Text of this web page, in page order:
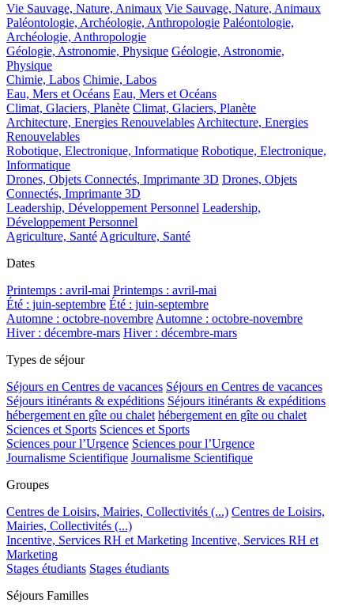
Vie Sauvage, Nature, Animaux Vie Sauvage, Nature, Animaux
Paléontologie, Archéologie, Anthropologie Paléontologie,
Archéologie, Anthropologie
Géologie, Astronomie, Physique Géologie, Astronomie,
Physique
Chimie, Labos Chimie, Labos
Eau, Mers et Océans Eau, Mers et Océans
Climat, Glaciers, Planète Climat, Glaciers, Planète
Architecture, Energies Renouvelables Architecture, Energies
Renouvelables
Robotique, Electronique, Informatique Robotique, Electronique,
Informatique
Drones, Objets Connectés, Imprimante 3D Drones, Objets
Connectés, Imprimante 3D
Leadership, Développement Personnel Leadership,
Développement Personnel
Agriculture, Santé Agriculture, Santé
Dates
Printemps : avril-mai Printemps : avril-mai
Été : juin-septembre Été : juin-septembre
Automne : octobre-novembre Automne : octobre-novembre
Hiver : décembre-mars Hiver : décembre-mars
Types de séjour
Séjours en Centres de vacances Séjours en Centres de vacances
Séjours itinérants & expéditions Séjours itinérants & expéditions
hébergement en gîte ou chalet hébergement en gîte ou chalet
Sciences et Sports Sciences et Sports
Sciences pour l’Urgence Sciences pour l’Urgence
Journalisme Scientifique Journalisme Scientifique
Groupes
Centres de Loisirs, Mairies, Collectivités (...) Centres de Loisirs,
Mairies, Collectivités (...)
Incentive, Services RH et Marketing Incentive, Services RH et
Marketing
Stages étudiants Stages étudiants
Séjours Familles